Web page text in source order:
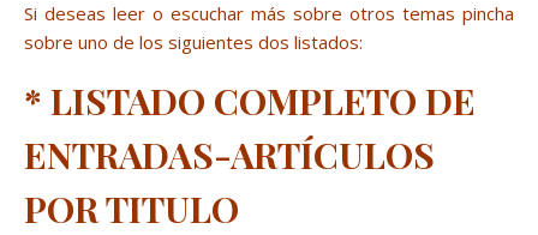
Si deseas leer o escuchar más sobre otros temas pincha
sobre uno de los siguientes dos listados:
* LISTADO COMPLETO DE
ENTRADAS-ARTÍCULOS
POR TITULO